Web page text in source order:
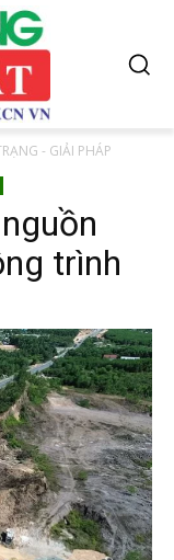
- GIẢI PHÁP
trình